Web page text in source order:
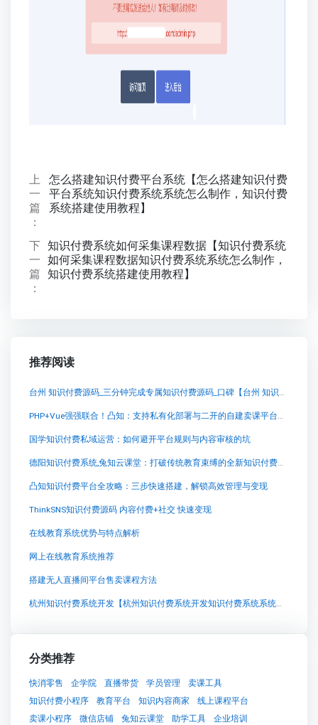
上
一
篇
：
怎么搭建知识付费平台系统【怎么搭建知识付费
平台系统知识付费系统系统怎么制作，知识付费
系统搭建使用教程】
下
一
篇
：
知识付费系统如何采集课程数据【知识付费系统
如何采集课程数据知识付费系统系统怎么制作，
知识付费系统搭建使用教程】
推荐阅读
台州 知识付费源码_三分钟完成专属知识付费源码_口碑【台州 知识付费源码_三分钟完成专属知识付费源码_口碑知识付费系统系统怎么制作，知识付费系统搭建使用教程】
PHP+Vue强强联合！凸知：支持私有化部署与二开的自建卖课平台源码
国学知识付费私域运营：如何避开平台规则与内容审核的坑
德阳知识付费系统,兔知云课堂：打破传统教育束缚的全新知识付费平台
凸知知识付费平台全攻略：三步快速搭建，解锁高效管理与变现
ThinkSNS知识付费源码 内容付费+社交 快速变现
在线教育系统优势与特点解析
网上在线教育系统推荐
搭建无人直播间平台售卖课程方法
杭州知识付费系统开发【杭州知识付费系统开发知识付费系统系统怎么制作，知识付费系统搭建使用教程】
分类推荐
快消零售 企学院 直播带货 学员管理
卖课工具
知识付费小程序
教育平台 知识内容商家
线上课程平台
卖课小程序
微信店铺 兔知云课堂 助学工具
企业培训